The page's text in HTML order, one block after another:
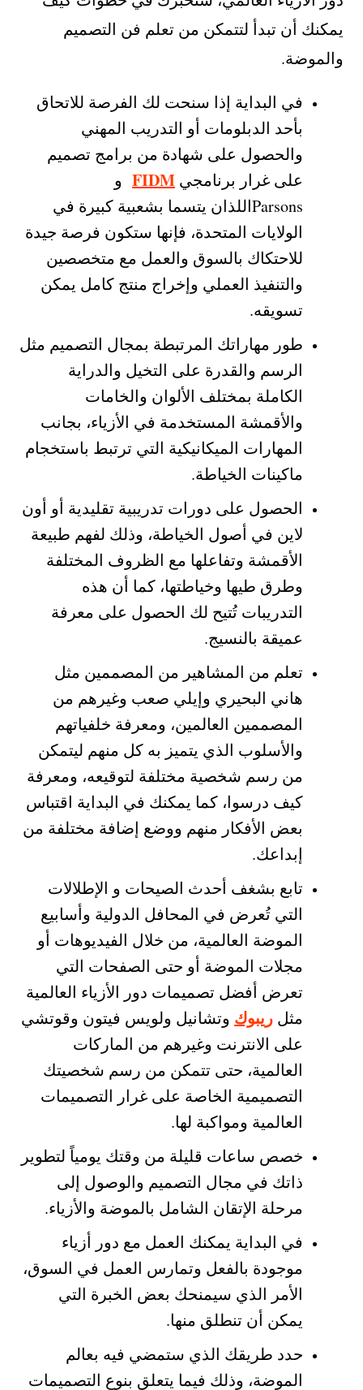
يمكنك أن تبدأ لتتمكن من تعلم فن التصميم
والموضة.
في البداية إذا سنحت لك الفرصة للاتحاق
بأحد الدبلومات أو التدريب المهني
والحصول على شهادة من برامج تصميم
على غرار برنامجي FIDM و
Parsonsاللذان يتسما بشعبية كبيرة في
الولايات المتحدة، فإنها ستكون فرصة جيدة
للاحتكاك بالسوق والعمل مع متخصصين
والتنفيذ العملي وإخراج منتج كامل يمكن
تسويقه.
طور مهاراتك المرتبطة بمجال التصميم مثل
الرسم والقدرة على التخيل والدراية
الكاملة بمختلف الألوان والخامات
والأقمشة المستخدمة في الأزياء، بجانب
المهارات الميكانيكية التي ترتبط باستخجام
ماكينات الخياطة.
الحصول على دورات تدريبية تقليدية أو أون
لاين في أصول الخياطة، وذلك لفهم طبيعة
الأقمشة وتفاعلها مع الظروف المختلفة
وطرق طيها وخياطتها، كما أن هذه
التدريبات تُتيح لك الحصول على معرفة
عميقة بالنسيج.
تعلم من المشاهير من المصممين مثل
هاني البحيري وإيلي صعب وغيرهم من
المصممين العالمين، ومعرفة خلفياتهم
والأسلوب الذي يتميز به كل منهم ليتمكن
من رسم شخصية مختلفة لتوقيعه، ومعرفة
كيف درسوا، كما يمكنك في البداية اقتباس
بعض الأفكار منهم ووضع إضافة مختلفة من
إبداعك.
تابع بشغف أحدث الصيحات و الإطلالات
التي تُعرض في المحافل الدولية وأسابيع
الموضة العالمية، من خلال الفيديوهات أو
مجلات الموضة أو حتى الصفحات التي
تعرض أفضل تصميمات دور الأزياء العالمية
مثل ريبوك وتشانيل ولويس فيتون وقوتشي
على الانترنت وغيرهم من الماركات
العالمية، حتى تتمكن من رسم شخصيتك
التصميمية الخاصة على غرار التصميمات
العالمية ومواكبة لها.
خصص ساعات قليلة من وقتك يومياً لتطوير
ذاتك في مجال التصميم والوصول إلى
مرحلة الإتقان الشامل بالموضة والأزياء.
في البداية يمكنك العمل مع دور أزياء
موجودة بالفعل وتمارس العمل في السوق،
الأمر الذي سيمنحك بعض الخبرة التي
يمكن أن تنطلق منها.
حدد طريقك الذي ستمضي فيه بعالم
الموضة، وذلك فيما يتعلق بنوع التصميمات